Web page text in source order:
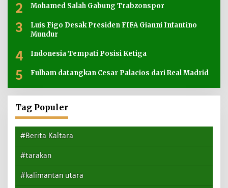
2 Mohamed Salah Gabung Trabzonspor
3
Luis Figo Desak Presiden FIFA Gianni Infantino
Mundur
4 Indonesia Tempati Posisi Ketiga
5 Fulham datangkan Cesar Palacios dari Real Madrid
Tag Populer
#Berita Kaltara
#tarakan
#kalimantan utara